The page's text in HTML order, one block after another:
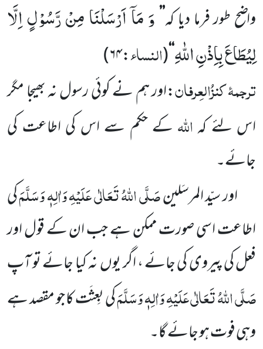
واضح طور فرما دیا کہ’’وَ مَاۤ اَرْسَلْنَا مِنْ رَّسُوْلٍ اِلَّا
لِیُطَاعَ بِاِذْنِ اللّٰهِ‘‘
(النساء:۶۴ )
ترجمۂکنزُالعِرفان:اور ہم نے کوئی رسول نہ بھیجا مگر
اس لئے کہاللّٰہکے حکم سے اس کی اطاعت کی
جائے۔
اور سیّد المرسَلینصَلَّی اللّٰہُ تَعَالٰی عَلَیْہِ وَاٰلِہٖوَسَلَّمَکی
اطاعت اسی صورت ممکن ہے جب ان کے قول اور
فعل کی پیرویکی جائے ، اگر یوںنہ کیا جائے تو آپ
صَلَّی اللّٰہُ تَعَالٰی عَلَیْہِ وَاٰلِہٖ وَسَلَّمَکی بِعثَت کا جو مقصد ہے
وہی فوت ہو جائے گا۔